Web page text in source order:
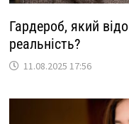
Гардероб, який
реальність?
11.08.2025 17:56